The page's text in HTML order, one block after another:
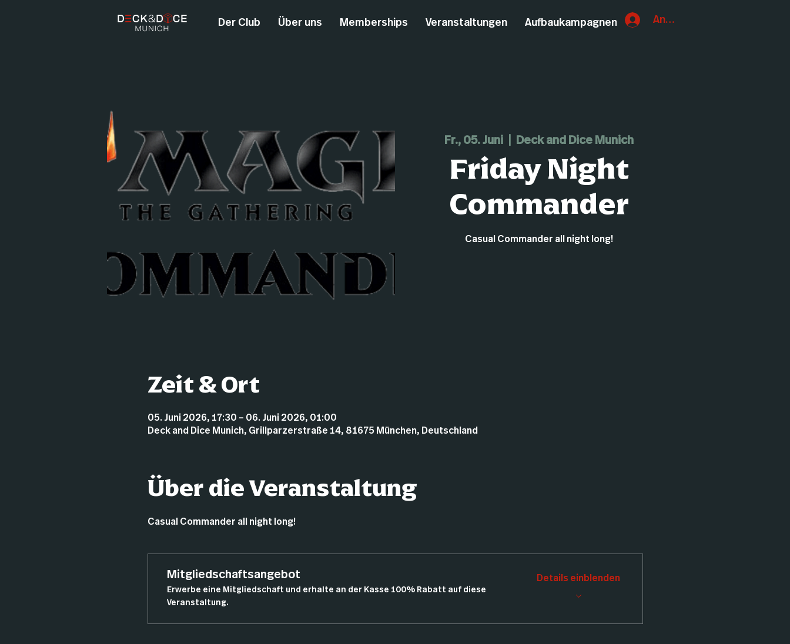
Der Club Über uns Memberships Veranstaltungen Aufbaukampagnen Anmelden
Fr., 05. Juni Deck and Dice Munich
Friday Night
Commander
Casual Commander all night long!
Zeit & Ort
05. Juni 2026, 17:30 – 06. Juni 2026, 01:00
Deck and Dice Munich, Grillparzerstraße 14, 81675 München, Deutschland
Über die Veranstaltung
Casual Commander all night long!
Mitgliedschaftsangebot
Erwerbe eine Mitgliedschaft und erhalte an der Kasse 100% Rabatt auf diese
Veranstaltung.
Details einblenden